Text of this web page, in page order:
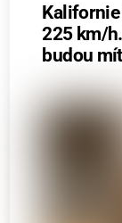
225 km/
budou